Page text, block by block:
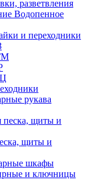
разветвления
Водопенное
и переходники
рукава
щиты и
шкафы